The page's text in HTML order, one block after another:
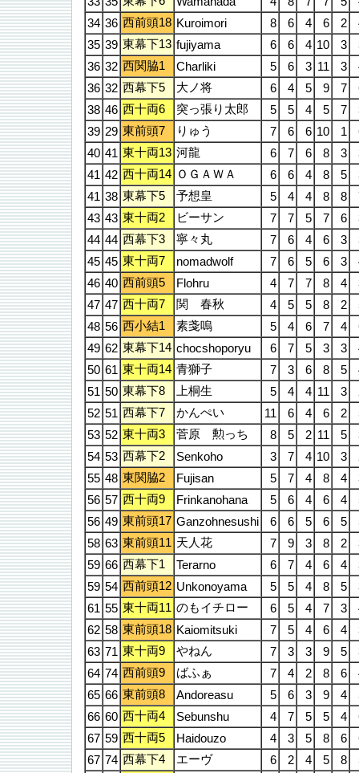
34 36 西前頭18 Kuroimori 8 6 4 6 2
35 39 東幕下13 fujiyama 6 6 4 10 3
36 32 西関脇1 Charliki 5 6 3 11 3
36 32 西幕下5 大ノ将 6 4 5 9 7
38 46 西十両6 突っ張り太郎 5 5 4 5 7
39 29 東前頭7 りゅう 7 6 6 10 1
40 41 東十両13 河龍 6 7 6 8 3
41 42 西十両14 ＯＧＡＷＡ 6 6 4 8 5
41 38 東幕下5 予想皇 5 4 4 8 8
43 43 東十両2 ビーサン 7 7 5 7 6
44 44 西幕下3 寧々丸 7 6 4 6 3
45 45 東十両7 nomadwolf 7 6 5 6 3
46 40 西前頭5 Flohru 4 7 7 8 4
47 47 西十両7 関 春秋 4 5 5 8 2
48 56 西小結1 素戔嗚 5 4 6 7 4
49 62 東幕下14 chocshoporyu 6 7 5 3 3
50 61 東十両14 青獅子 7 3 6 8 5
51 50 東幕下8 上桐生 5 4 4 11 3
52 51 西幕下7 かんぺい 11 6 4 6 2
53 52 東十両3 菅原 勲っち 8 5 2 11 5
54 53 西幕下2 Senkoho 3 7 4 10 3
55 48 東関脇2 Fujisan 5 7 4 8 4
56 57 西十両9 Frinkanohana 5 6 4 6 4
56 49 東前頭17 Ganzohnesushi 6 6 5 6 5
58 63 東前頭11 天人花 7 9 3 8 2
59 66 西幕下1 Terarno 6 7 4 6 4
59 54 西前頭12 Unkonoyama 5 5 4 8 5
61 55 東十両11 のもイチロー 6 5 4 7 3
62 58 東前頭18 Kaiomitsuki 7 5 4 6 4
63 71 東十両9 やねん 7 3 3 9 5
64 74 西前頭9 ばふぁ 7 4 2 8 6
65 66 東前頭8 Andoreasu 5 6 3 9 4
66 60 西十両4 Sebunshu 4 7 5 5 4
67 59 西十両5 Haidouzo 4 3 5 8 6
67 74 西幕下4 エーヴ 6 2 4 5 8